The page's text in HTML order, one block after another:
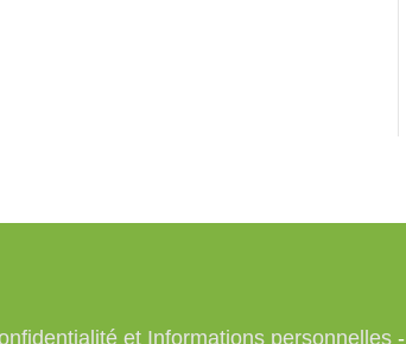
et Informations personnelles-